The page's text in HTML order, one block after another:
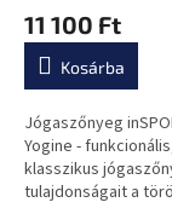
átlagos
értékelése
0,0
csillag.
11 100 Ft
Kosárba
Jógaszőnyeg
Yogine -
klasszikus
tulajdonságait a